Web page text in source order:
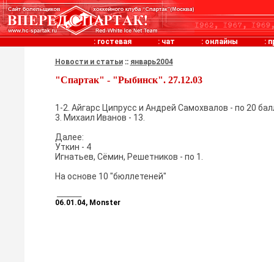
: гостевая : чат : онлайны :
Новости и статьи:: январь2004
"Спартак" - "Рыбинск". 27.12.03
1-2. Айгарс Ципрусс и Андрей Самохвалов - по 20
3. Михаил Иванов - 13.
Далее:
Уткин - 4
Игнатьев, Сёмин, Решетников - по 1.
На основе 10 "бюллетеней"
06.01.04, Monster